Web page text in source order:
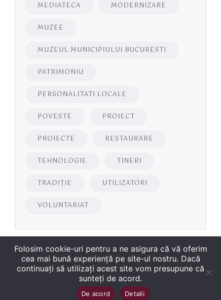
MEDIATECA MODERNIZARE
MUZEE
MUZEUL MUNICIPIULUI BUCURESTI
PATRIMONIU
PERSONALITATI LOCALE
POVESTE PROIECT
PROIECTE RESTAURARE
TEHNOLOGIE TINERI
TRADIȚIE UTILIZATORI
VOLUNTARIAT
2026Biblioteca Județeană
Folosim cookie-uri pentru a ne asigura că vă oferim
cea mai bună experiență pe site-ul nostru. Dacă
continuați să utilizați acest site vom presupune că
sunteți de acord.
De acord Detalii